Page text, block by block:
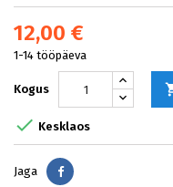
12,00 €
1-14 tööpäeva
Kogus
 Kesklaos
Jaga Jaga